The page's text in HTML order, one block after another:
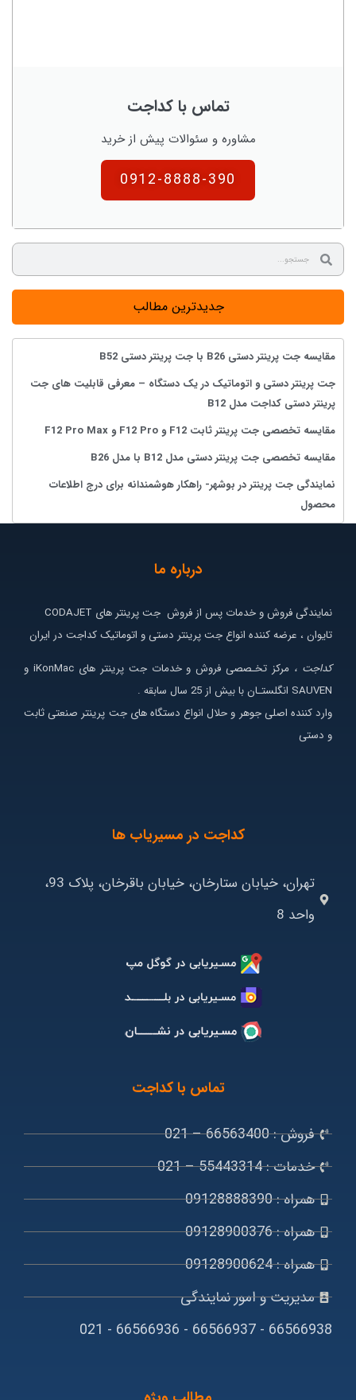
تماس با کداجت
مشاوره و سئوالات پیش از خرید
0912-8888-390
جدیدترین مطالب
مقایسه جت پرینتر دستی B26 با جت پرینتر دستی B52
جت پرینتر دستی و اتوماتیک در یک دستگاه – معرفی قابلیت های جت
پرینتر دستی کداجت مدل B12
مقایسه تخصصی جت پرینتر ثابت F12 و F12 Pro و F12 Pro Max
مقایسه تخصصی جت پرینتر دستی مدل B12 با مدل B26
نمایندگی جت پرینتر در بوشهر- راهکار هوشمندانه برای درج اطلاعات
محصول
درباره ما
نمایندگی فروش و خدمات پس از فروش جت پرینتر های CODAJET
تایوان ، عرضه کننده انواع جت پرینتر دستی و اتوماتیک کداجت در ایران
کداجت ،
مرکز تخـصصی فروش و خدمات جت پرینتر های iKonMac و
SAUVEN انگلستـان با بیش از 25 سال سابقه .
وارد کننده اصلی جوهر و حلال انواع دستگاه های جت پرینتر صنعتی ثابت
و دستی
کداجت در مسیریاب ها
تهران، خیابان ستارخان، خیابان باقرخان، پلاک 93،
واحد 8
تماس با کداجت
فروش : 66563400 – 021
خدمات : 55443314 – 021
همراه : 09128888390
همراه : 09128900376
همراه : 09128900624
مدیریت و امور نمایندگی
66566938 - 66566937 - 66566936 - 021